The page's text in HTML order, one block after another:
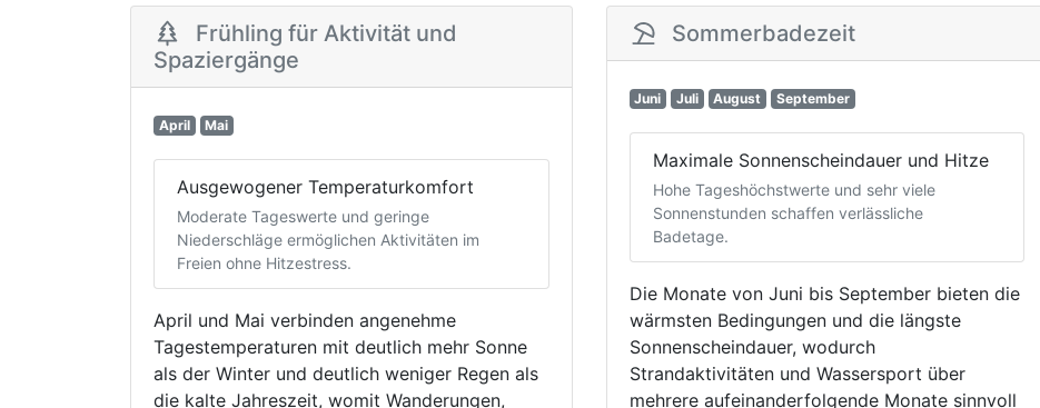
Frühling für Aktivität und
Spaziergänge
April Mai
Ausgewogener Temperaturkomfort
Moderate Tageswerte und geringe
Niederschläge ermöglichen Aktivitäten im
Freien ohne Hitzestress.
April und Mai verbinden angenehme
Tagestemperaturen mit deutlich mehr Sonne
als der Winter und deutlich weniger Regen als
die kalte Jahreszeit, womit Wanderungen,
Sommerbadezeit
Juni Juli August September
Maximale Sonnenscheindauer und Hitze
Hohe Tageshöchstwerte und sehr viele
Sonnenstunden schaffen verlässliche
Badetage.
Die Monate von Juni bis September bieten die
wärmsten Bedingungen und die längste
Sonnenscheindauer, wodurch
Strandaktivitäten und Wassersport über
mehrere aufeinanderfolgende Monate sinnvoll